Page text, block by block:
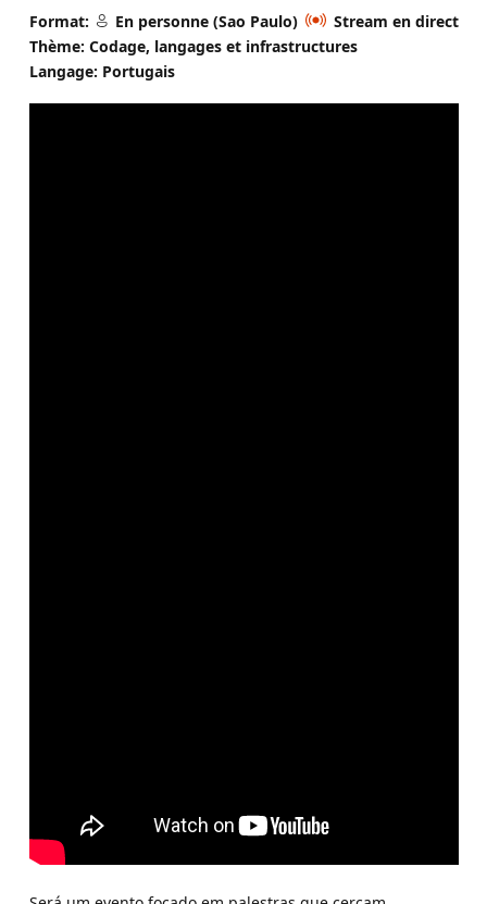
Format: En personne (Sao Paulo)
Stream en direct
Thème: Codage, langages et infrastructures
Langage: Portugais